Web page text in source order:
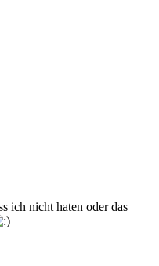
ich nicht haten oder das